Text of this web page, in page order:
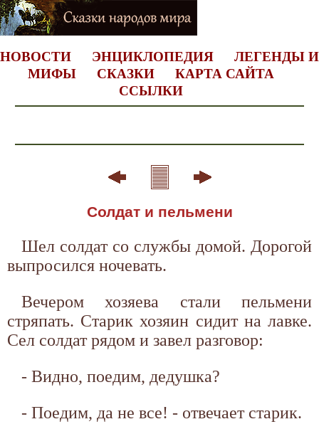
НОВОСТИ ЭНЦИКЛОПЕДИЯ
ЛЕГЕНДЫ И
МИФЫ
СКАЗКИ
КАРТА САЙТА
ССЫЛКИ
Солдат и пельмени
Шел солдат со службы домой. Дорогой
выпросился ночевать.
Вечером хозяева стали пельмени
стряпать. Старик хозяин сидит на лавке.
Сел солдат рядом и завел разговор:
- Видно, поедим, дедушка?
- Поедим, да не все! - отвечает старик.